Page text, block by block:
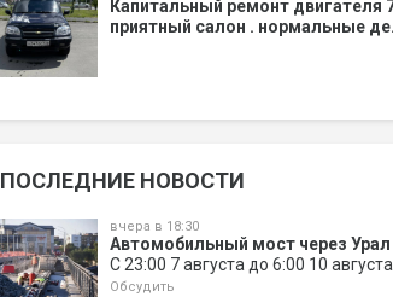
Капитальный ремонт двигателя
приятный салон . нормальные
ПОСЛЕДНИЕ НОВОСТИ
вчера в 18:30
Автомобильный мост через
С 23:00 7 августа до 6:00 10
Обсудить